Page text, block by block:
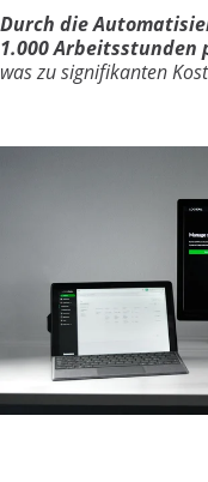
Durch die
1.000 Arbeitsstunden
was zu signifikanten